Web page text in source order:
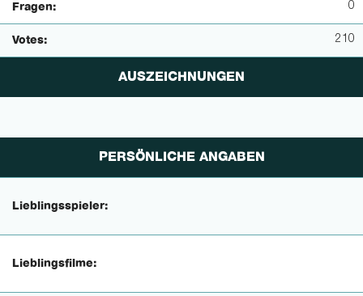
Fragen: 0
Votes: 210
AUSZEICHNUNGEN
PERSÖNLICHE ANGABEN
Lieblingsspieler:
Lieblingsfilme: